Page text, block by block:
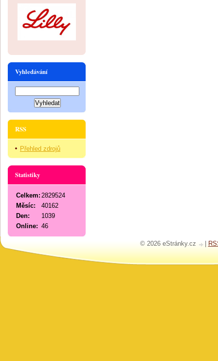
Vyhledávání
RSS
Přehled zdrojů
Statistiky
Online: 46
Celkem: 2829524
Měsíc:
40162
Den:
1039
© 2026 eStránky.cz